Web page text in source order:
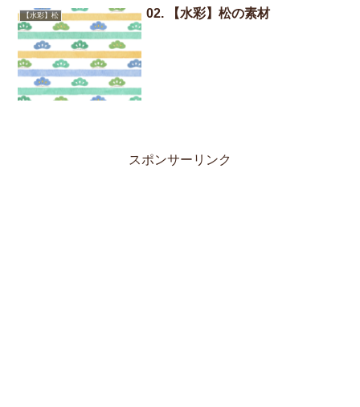
【水彩】松 02. 【水彩】松の素材
スポンサーリンク